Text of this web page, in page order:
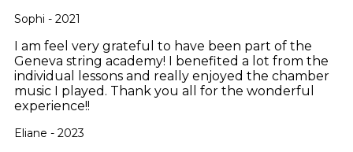
Sophi - 2021
I am feel very grateful to have been part of the
Geneva string academy! I benefited a lot from the
individual lessons and really enjoyed the chamber
music I played. Thank you all for the wonderful
experience!!
Eliane - 2023